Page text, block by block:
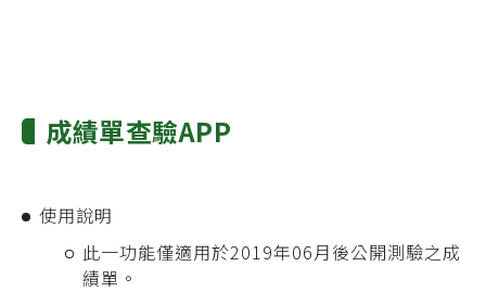
成績單查驗APP
使用說明
此一功能僅適用於2019年06月後公開測驗之成
績單。